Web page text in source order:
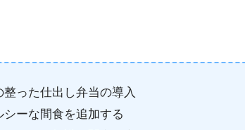
った仕出し弁当の導入
ーな間食を追加する